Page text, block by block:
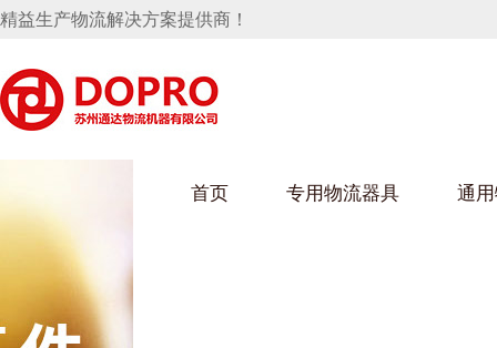
精益生产物流解决方案提供商！
首页 专用物流器具
葫芦娃下载最污架
通
车
桶水箱支架
行业